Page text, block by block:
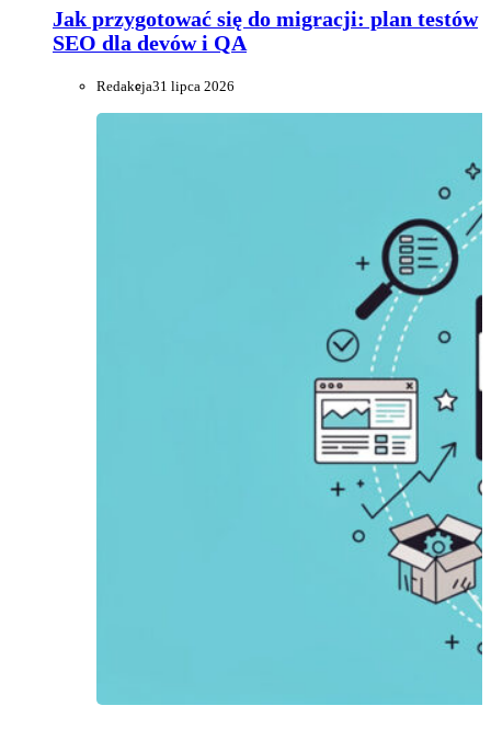
Jak przygotować się do migracji: plan testów
SEO dla devów i QA
Redakcja31 lipca 2026